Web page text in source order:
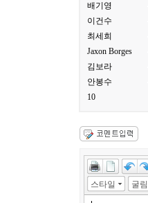
배기영
이건수
최세희
Jaxon Borges
김보라
안봉수
10
스타일 굴림